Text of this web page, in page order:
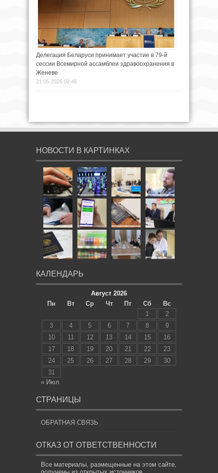
Делегация Беларуси принимает участие в 79-й
сессии Всемирной ассамблеи здравоохранения в
Женеве
21.05.2026 02:45
НОВОСТИ В КАРТИНКАХ
КАЛЕНДАРЬ
Август 2026
Пн
Вт Ср Чт Пт Сб
Вс
1
2
3
4 5 6 7 8
9
10
11 12 13 14 15
16
17
18 19 20 21 22
23
24
25 26 27 28 29
30
31
« Июл
СТРАНИЦЫ
ОБРАТНАЯ СВЯЗЬ
ОТКАЗ ОТ ОТВЕТСТВЕННОСТИ
Все материалы, размещенные на этом сайте,